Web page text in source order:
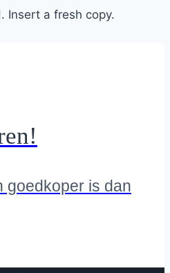
Insert a fresh copy.
goedkoper is dan